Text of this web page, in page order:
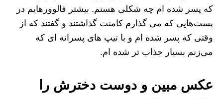
که پسر شده ام چه شکلی هستم. بیشتر فالوورهایم در
پست‌هایی که می گذارم کامنت گذاشتند و گفتند که از
وقتی که پسر شده ام و با تیپ های پسرانه ای که
می‌زنم بسیار جذاب تر شده ام.
عکس مبین و دوست دخترش را